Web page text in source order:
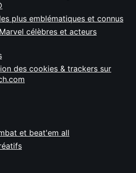
plus emblématiques et connus
célèbres et acteurs
des cookies & trackers sur
et beat'em all